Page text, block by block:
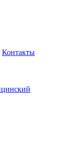
Контакты